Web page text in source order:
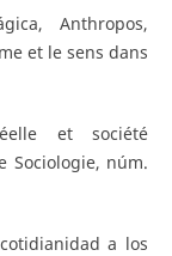
Anthropos,
et le sens dans
et société
Sociologie, núm.
a los